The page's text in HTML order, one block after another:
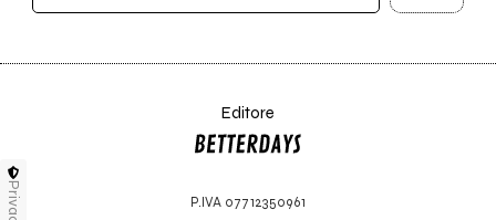
Editore
P.IVA 07712350961
Privacy